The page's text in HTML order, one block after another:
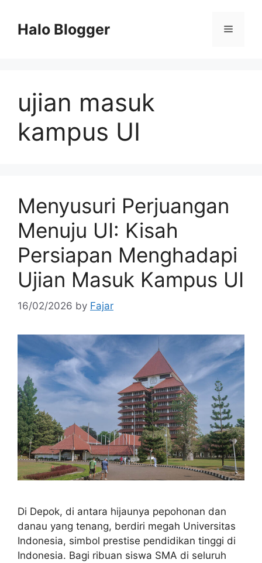
contentHalo Blogger Menu
ujian masuk
kampus UI
Menyusuri Perjuangan
Menuju UI: Kisah
Persiapan Menghadapi
Ujian Masuk Kampus UI
16/02/2026 by Fajar
Di Depok, di antara hijaunya pepohonan dan
danau yang tenang, berdiri megah Universitas
Indonesia, simbol prestise pendidikan tinggi di
Indonesia. Bagi ribuan siswa SMA di seluruh